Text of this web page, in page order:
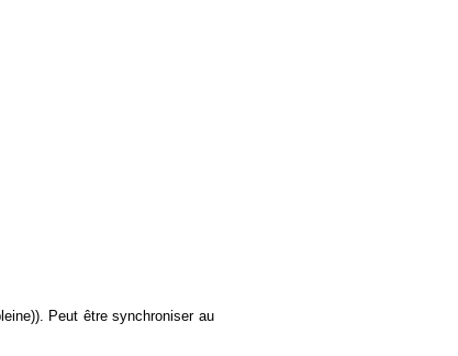
Peut être synchroniser au